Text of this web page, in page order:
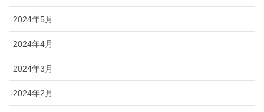
2024年5月
2024年4月
2024年3月
2024年2月